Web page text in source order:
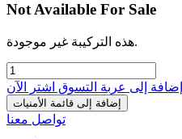
Not Available For Sale
هذه التركيبة غير موجودة.
إضافة إلى عربة التسوق اشترِ الآن
إضافة إلى قائمة الأمنيات
تواصل معنا